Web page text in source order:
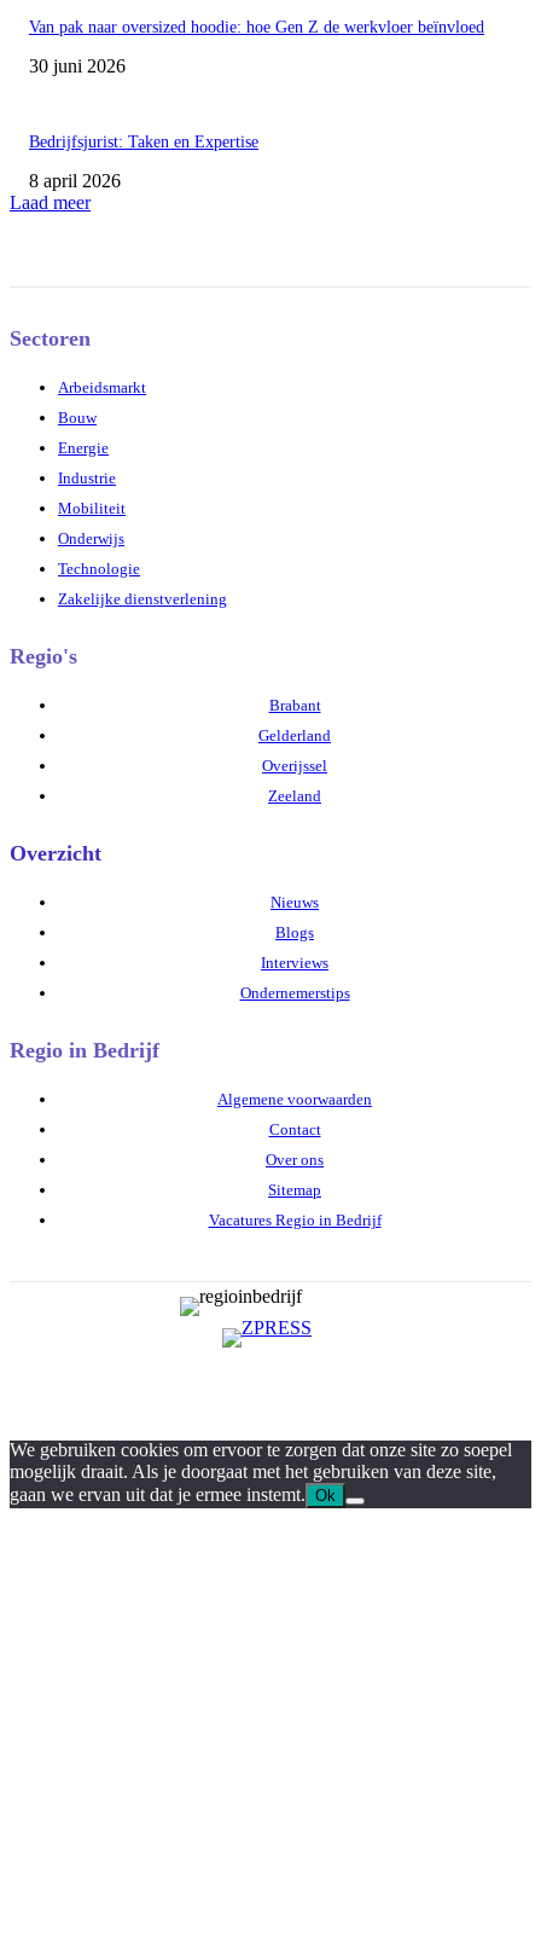
Van pak naar oversized hoodie: hoe Gen Z de werkvloer beïnvloed
30 juni 2026
Bedrijfsjurist: Taken en Expertise
8 april 2026
Laad meer
Sectoren
Arbeidsmarkt
Bouw
Energie
Industrie
Mobiliteit
Onderwijs
Technologie
Zakelijke dienstverlening
Regio's
Brabant
Gelderland
Overijssel
Zeeland
Overzicht
Nieuws
Blogs
Interviews
Ondernemerstips
Regio in Bedrijf
Algemene voorwaarden
Contact
Over ons
Sitemap
Vacatures Regio in Bedrijf
We gebruiken cookies om ervoor te zorgen dat onze site zo soepel
mogelijk draait. Als je doorgaat met het gebruiken van deze site,
gaan we ervan uit dat je ermee instemt. Ok